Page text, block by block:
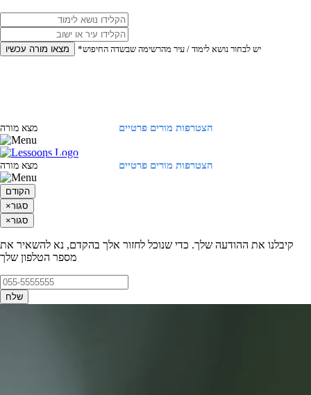
מצאו מורה עכשיו *יש לבחור נושא לימוד / עיר מהרשימה שבשדה החיפוש
הצטרפות מורים פרטיים מצא מורה
הצטרפות מורים פרטיים מצא מורה
הקודם
×סגור
×סגור
קיבלנו את ההודעה שלך. כדי שנוכל לחזור אלך בהקדם, נא להשאיר את
מספר הטלפון שלך
שלח